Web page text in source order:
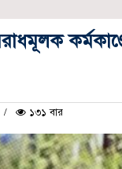
১৩১ বার